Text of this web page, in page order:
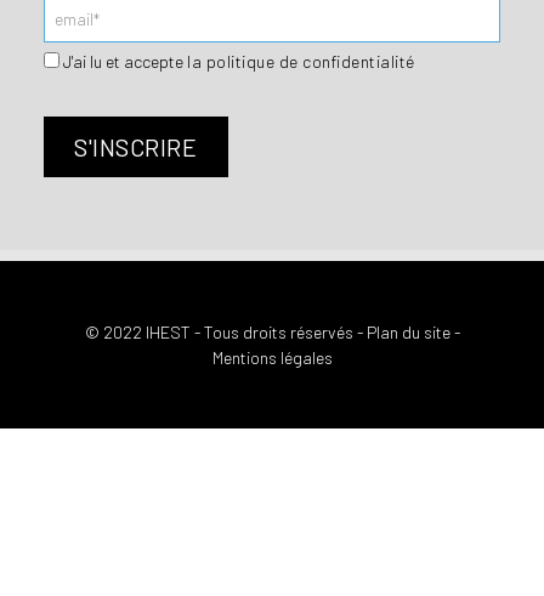
J'ai lu et acceptela politique de confidentialité
© 2022 IHEST - Tous droits réservés - Plan du site-
Mentions légales